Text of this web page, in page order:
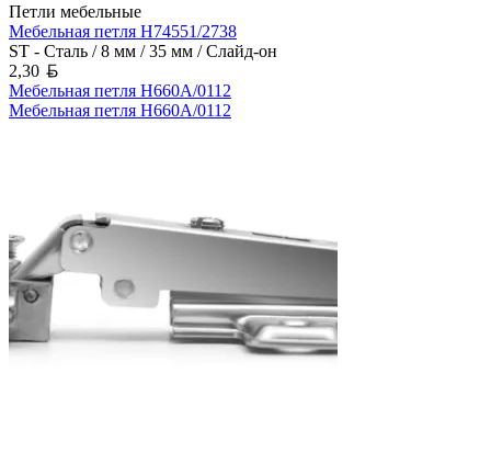
Петли мебельные
Мебельная петля H74551/2738
ST - Сталь / 8 мм / 35 мм / Слайд-он
2,30
Мебельная петля H660A/0112
Мебельная петля H660A/0112